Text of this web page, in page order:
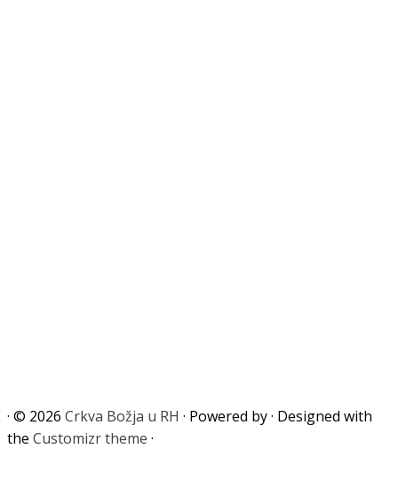
· © 2026 Crkva Božja u RH · Powered by· Designed with
the Customizr theme ·